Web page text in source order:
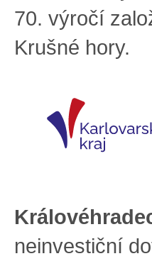
70. výročí
Krušné hory.
neinvestiční